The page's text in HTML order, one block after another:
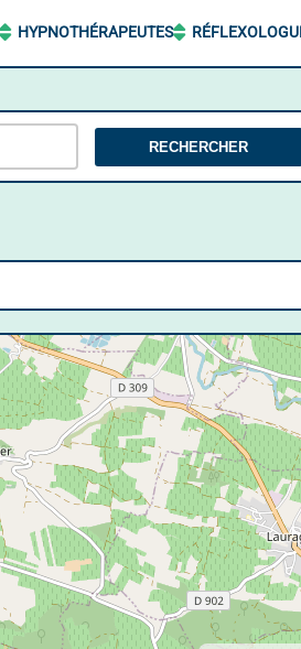
HYPNOTHÉRAPEUTES
RECHERCHER